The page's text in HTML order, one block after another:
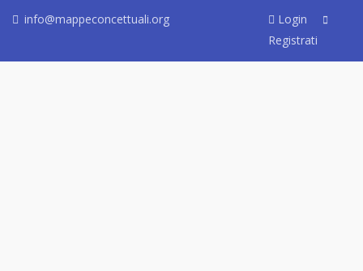
info@mappeconcettuali.org
Login
Registrati